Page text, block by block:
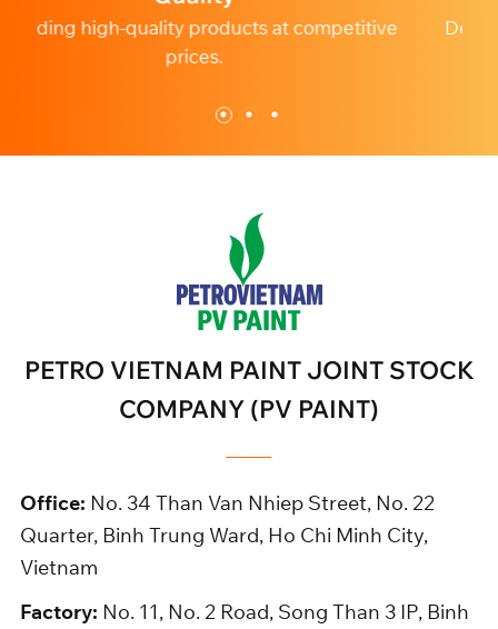
at competitive Dedicated and professional
PETRO VIETNAM PAINT JOINT STOCK
COMPANY (PV PAINT)
Office: No. 34 Than Van Nhiep Street, No. 22
Quarter, Binh Trung Ward, Ho Chi Minh City,
Vietnam
Factory: No. 11, No. 2 Road, Song Than 3 IP, Binh